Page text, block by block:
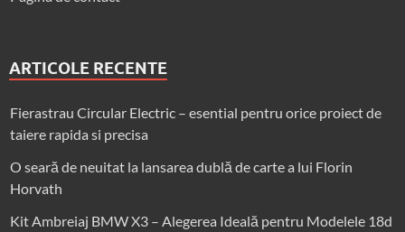
ARTICOLE RECENTE
Fierastrau Circular Electric – esential pentru orice proiect de
taiere rapida si precisa
O seară de neuitat la lansarea dublă de carte a lui Florin
Horvath
Kit Ambreiaj BMW X3 – Alegerea Ideală pentru Modelele 18d